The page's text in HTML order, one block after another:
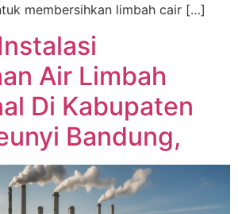
membersihkan limbah cair […]
Air Limbah
Di Kabupaten
Bandung,